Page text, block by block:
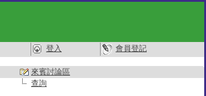
登入
會員登記
來賓討論區
查詢